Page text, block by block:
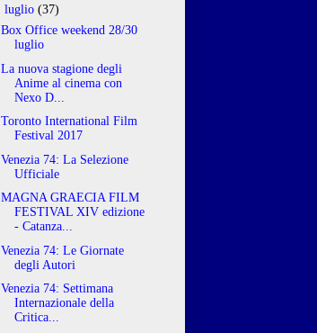
luglio (37)
Box Office weekend 28/30
luglio
La nuova stagione degli
Anime al cinema con
Nexo D...
Toronto International Film
Festival 2017
Venezia 74: La Selezione
Ufficiale
MAGNA GRAECIA FILM
FESTIVAL XIV edizione
- Catanza...
Venezia 74: Le Giornate
degli Autori
Venezia 74: Settimana
Internazionale della
Critica...